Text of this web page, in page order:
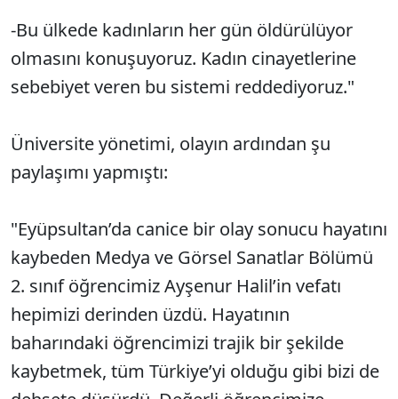
-Bu ülkede kadınların her gün öldürülüyor
olmasını konuşuyoruz. Kadın cinayetlerine
sebebiyet veren bu sistemi reddediyoruz."
Üniversite yönetimi, olayın ardından şu
paylaşımı yapmıştı:
"Eyüpsultan’da canice bir olay sonucu hayatını
kaybeden Medya ve Görsel Sanatlar Bölümü
2. sınıf öğrencimiz Ayşenur Halil’in vefatı
hepimizi derinden üzdü. Hayatının
baharındaki öğrencimizi trajik bir şekilde
kaybetmek, tüm Türkiye’yi olduğu gibi bizi de